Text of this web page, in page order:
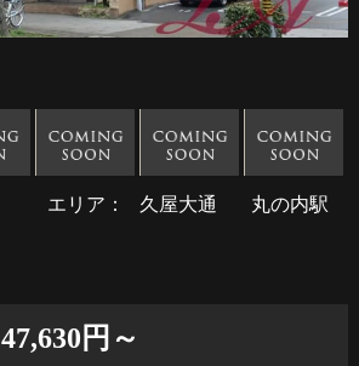
エリア： 久屋大通 丸の内駅
47,630円～